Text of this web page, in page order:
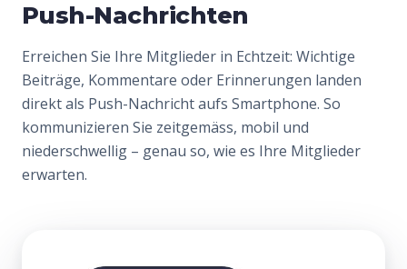
Push-Nachrichten
Erreichen Sie Ihre Mitglieder in Echtzeit: Wichtige
Beiträge, Kommentare oder Erinnerungen landen
direkt als Push-Nachricht aufs Smartphone. So
kommunizieren Sie zeitgemäss, mobil und
niederschwellig – genau so, wie es Ihre Mitglieder
erwarten.